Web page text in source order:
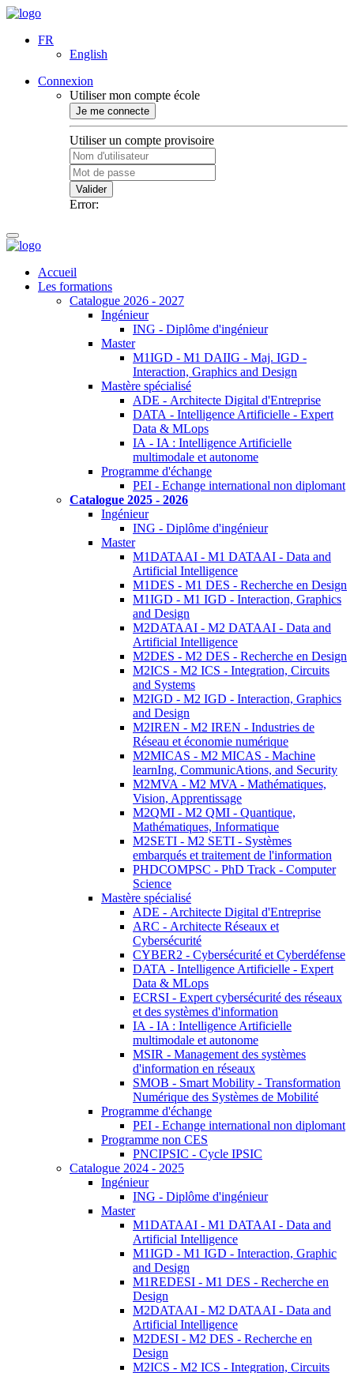
FR
English
Connexion
Utiliser mon compte école
Je me connecte
Utiliser un compte provisoire
Valider
Error:
Accueil
Les formations
Catalogue 2026 - 2027
Ingénieur
ING - Diplôme d'ingénieur
Master
M1IGD - M1 DAIIG - Maj. IGD -
Interaction, Graphics and Design
Mastère spécialisé
ADE - Architecte Digital d'Entreprise
DATA - Intelligence Artificielle - Expert
Data & MLops
IA - IA : Intelligence Artificielle
multimodale et autonome
Programme d'échange
PEI - Echange international non diplomant
Catalogue 2025 - 2026
Ingénieur
ING - Diplôme d'ingénieur
Master
M1DATAAI - M1 DATAAI - Data and
Artificial Intelligence
M1DES - M1 DES - Recherche en Design
M1IGD - M1 IGD - Interaction, Graphics
and Design
M2DATAAI - M2 DATAAI - Data and
Artificial Intelligence
M2DES - M2 DES - Recherche en Design
M2ICS - M2 ICS - Integration, Circuits
and Systems
M2IGD - M2 IGD - Interaction, Graphics
and Design
M2IREN - M2 IREN - Industries de
Réseau et économie numérique
M2MICAS - M2 MICAS - Machine
learnIng, CommunicAtions, and Security
M2MVA - M2 MVA - Mathématiques,
Vision, Apprentissage
M2QMI - M2 QMI - Quantique,
Mathématiques, Informatique
M2SETI - M2 SETI - Systèmes
embarqués et traitement de l'information
PHDCOMPSC - PhD Track - Computer
Science
Mastère spécialisé
ADE - Architecte Digital d'Entreprise
ARC - Architecte Réseaux et
Cybersécurité
CYBER2 - Cybersécurité et Cyberdéfense
DATA - Intelligence Artificielle - Expert
Data & MLops
ECRSI - Expert cybersécurité des réseaux
et des systèmes d'information
IA - IA : Intelligence Artificielle
multimodale et autonome
MSIR - Management des systèmes
d'information en réseaux
SMOB - Smart Mobility - Transformation
Numérique des Systèmes de Mobilité
Programme d'échange
PEI - Echange international non diplomant
Programme non CES
PNCIPSIC - Cycle IPSIC
Catalogue 2024 - 2025
Ingénieur
ING - Diplôme d'ingénieur
Master
M1DATAAI - M1 DATAAI - Data and
Artificial Intelligence
M1IGD - M1 IGD - Interaction, Graphic
and Design
M1REDESI - M1 DES - Recherche en
Design
M2DATAAI - M2 DATAAI - Data and
Artificial Intelligence
M2DESI - M2 DES - Recherche en
Design
M2ICS - M2 ICS - Integration, Circuits